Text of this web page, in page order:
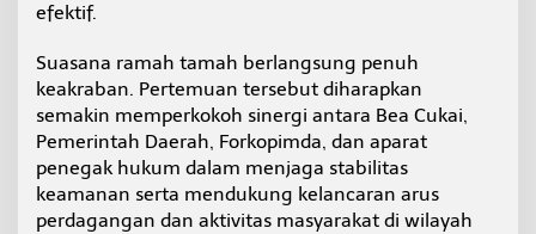
efektif.
Suasana ramah tamah berlangsung penuh
keakraban. Pertemuan tersebut diharapkan
semakin memperkokoh sinergi antara Bea Cukai,
Pemerintah Daerah, Forkopimda, dan aparat
penegak hukum dalam menjaga stabilitas
keamanan serta mendukung kelancaran arus
perdagangan dan aktivitas masyarakat di wilayah